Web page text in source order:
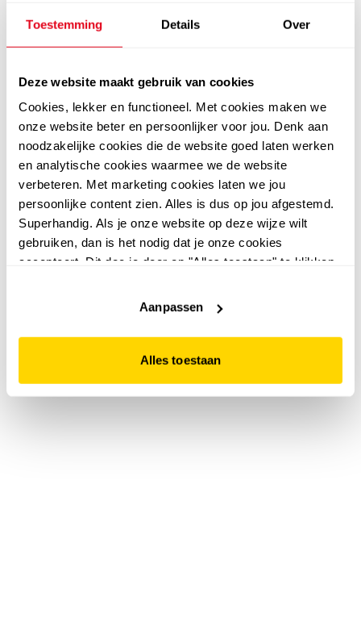
Toestemming Details Over
Deze website maakt gebruik van cookies
Cookies, lekker en functioneel. Met cookies maken we
onze website beter en persoonlijker voor jou. Denk aan
noodzakelijke cookies die de website goed laten werken
en analytische cookies waarmee we de website
verbeteren. Met marketing cookies laten we jou
persoonlijke content zien. Alles is dus op jou afgestemd.
Superhandig. Als je onze website op deze wijze wilt
gebruiken, dan is het nodig dat je onze cookies
accepteert. Dit doe je door op "Alles toestaan" te klikken.
website niet optimaal functioneert.
Aanpassen
Alles toestaan